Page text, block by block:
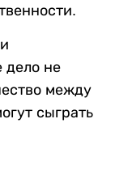
дело не
между
сыграть